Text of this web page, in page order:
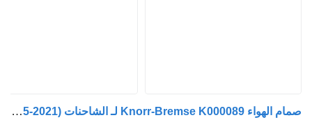
صمام الهواء Knorr-Bremse K000089 لـ الشاحنات MAN TGL, TGM, TGS, TGX (2005-2021)